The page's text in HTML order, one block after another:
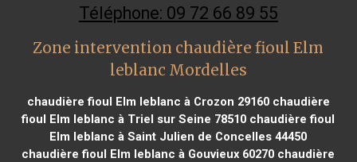
Téléphone: 09 72 66 89 55
Zone intervention chaudière fioul Elm
leblanc Mordelles
chaudière fioul Elm leblanc à Crozon 29160chaudière
fioul Elm leblanc à Triel sur Seine 78510 chaudière fioul
Elm leblanc à Saint Julien de Concelles 44450
chaudière fioul Elm leblanc à Gouvieux 60270 chaudière